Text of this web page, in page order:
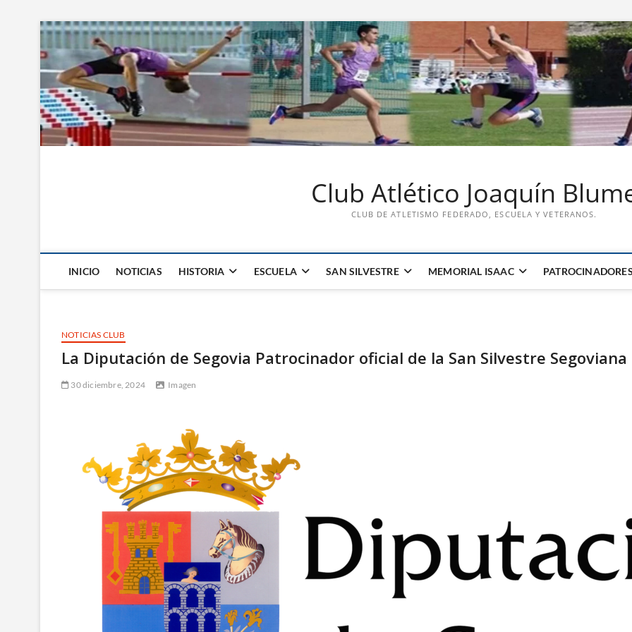
Saltar
contenido
Club Atlético Joaquín
CLUB DE ATLETISMO FEDERADO, ESCUELA Y VETERANOS.
INICIO NOTICIAS HISTORIA ESCUELA SAN SILVESTRE MEMORIAL ISAAC
NOTICIAS CLUB
La Diputación de Segovia Patrocinador oficial de la San Silvestre Segoviana
30 diciembre, 2024 Imagen